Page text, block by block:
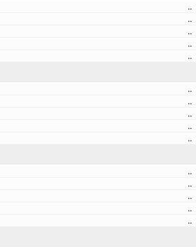
..
..
..
..
..
..
..
..
..
..
..
..
..
..
..